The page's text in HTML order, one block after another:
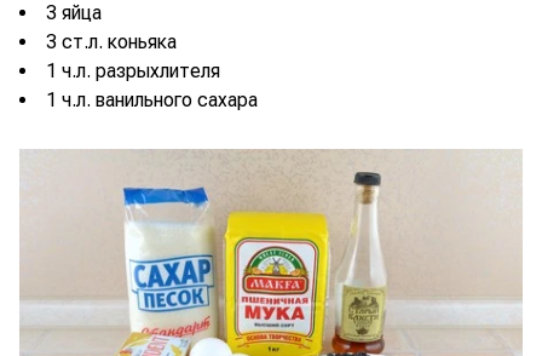
3 яйца
3 ст.л. коньяка
1 ч.л. разрыхлителя
1 ч.л. ванильного сахара